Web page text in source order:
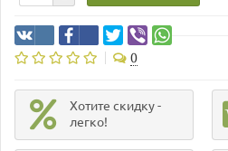
0
Хотите скидку -
легко!